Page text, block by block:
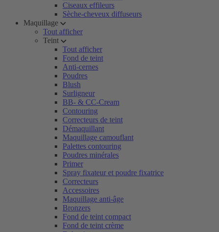
Ciseaux effileurs
Sèche-cheveux diffuseurs
Maquillage
Tout afficher
Teint
Tout afficher
Fond de teint
Anti-cernes
Poudres
Blush
Surligneur
BB- & CC-Cream
Contouring
Correcteurs de teint
Démaquillant
Maquillage camouflant
Palettes contouring
Poudres minérales
Primer
Spray fixateur et poudre fixatrice
Correcteurs
Accessoires
Maquillage anti-âge
Bronzers
Fond de teint compact
Fond de teint crème